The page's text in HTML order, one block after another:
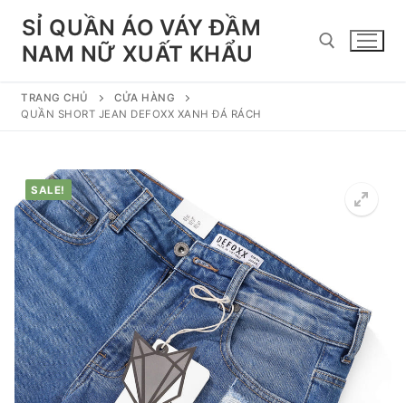
Chuyển
đếnSỈ QUẦN ÁO VÁY ĐẦM
NAM NỮ XUẤT KHẨU
Tìm kiếm cho:
TRANG CHỦ
CỬA HÀNG
QUẦN SHORT JEAN DEFOXX XANH ĐÁ RÁCH
SALE!